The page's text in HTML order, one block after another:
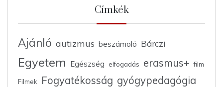
Címkék
Ajánló autizmus beszámoló Bárczi
Egyetem Egészség elfogadás erasmus+ film
Filmek Fogyatékosság gyógypedagógia